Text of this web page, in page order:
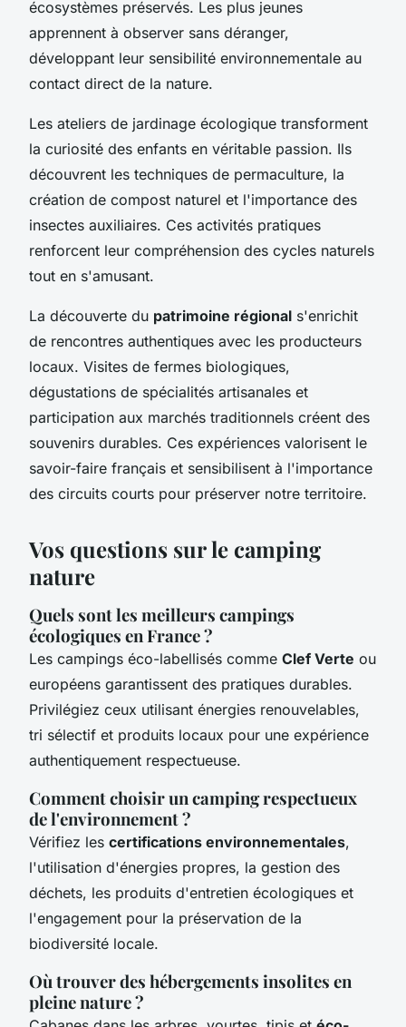
écosystèmes préservés. Les plus jeunes
apprennent à observer sans déranger,
développant leur sensibilité environnementale au
contact direct de la nature.
Les ateliers de jardinage écologique transforment
la curiosité des enfants en véritable passion. Ils
découvrent les techniques de permaculture, la
création de compost naturel et l'importance des
insectes auxiliaires. Ces activités pratiques
renforcent leur compréhension des cycles naturels
tout en s'amusant.
La découverte du patrimoine régional s'enrichit
de rencontres authentiques avec les producteurs
locaux. Visites de fermes biologiques,
dégustations de spécialités artisanales et
participation aux marchés traditionnels créent des
souvenirs durables. Ces expériences valorisent le
savoir-faire français et sensibilisent à l'importance
des circuits courts pour préserver notre territoire.
Vos questions sur le camping
nature
Quels sont les meilleurs campings
écologiques en France ?
Les campings éco-labellisés comme Clef Verte ou
européens garantissent des pratiques durables.
Privilégiez ceux utilisant énergies renouvelables,
tri sélectif et produits locaux pour une expérience
authentiquement respectueuse.
Comment choisir un camping respectueux
de l'environnement ?
Vérifiez les certifications environnementales,
l'utilisation d'énergies propres, la gestion des
déchets, les produits d'entretien écologiques et
l'engagement pour la préservation de la
biodiversité locale.
Où trouver des hébergements insolites en
pleine nature ?